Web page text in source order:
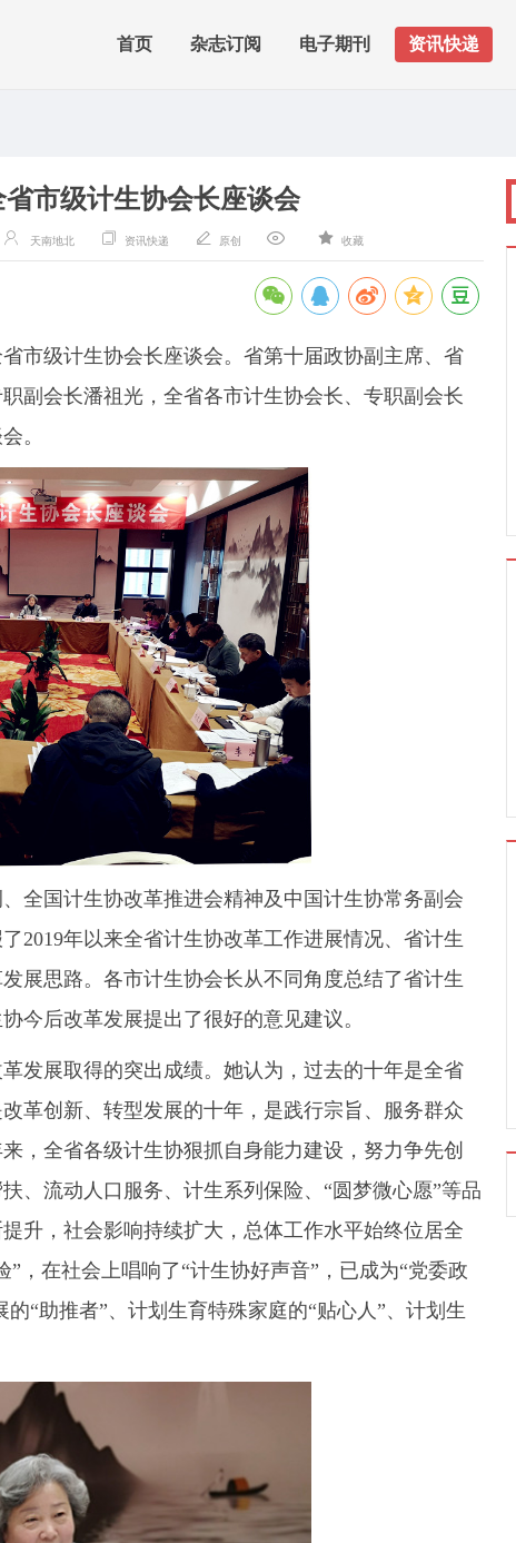
首页 杂志订阅 电子期刊 资讯快递
市级计生协会长座谈会
天南地北 资讯快递 原创 收藏
市级计生协会长座谈会。省第十届政协副主席、省
副会长潘祖光，全省各市计生协会长、专职副会长
。
全国计生协改革推进会精神及中国计生协常务副会
2019年以来全省计生协改革工作进展情况、省计生
展思路。各市计生协会长从不同角度总结了省计生
今后改革发展提出了很好的意见建议。
发展取得的突出成绩。她认为，过去的十年是全省
革创新、转型发展的十年，是践行宗旨、服务群众
，全省各级计生协狠抓自身能力建设，努力争先创
、流动人口服务、计生系列保险、“圆梦微心愿”等品
升，社会影响持续扩大，总体工作水平始终位居全
，在社会上唱响了“计生协好声音”，已成为“党委政
“助推者”、计划生育特殊家庭的“贴心人”、计划生